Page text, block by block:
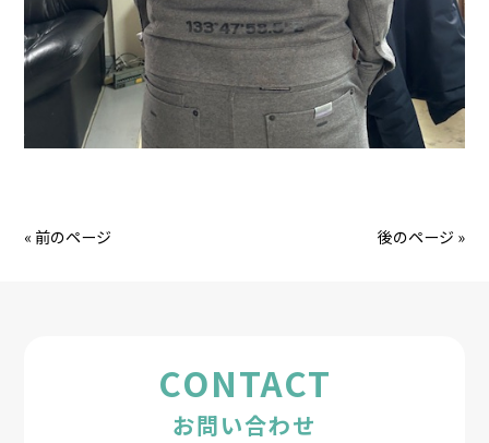
« 前のページ 後のページ »
CONTACT
お問い合わせ